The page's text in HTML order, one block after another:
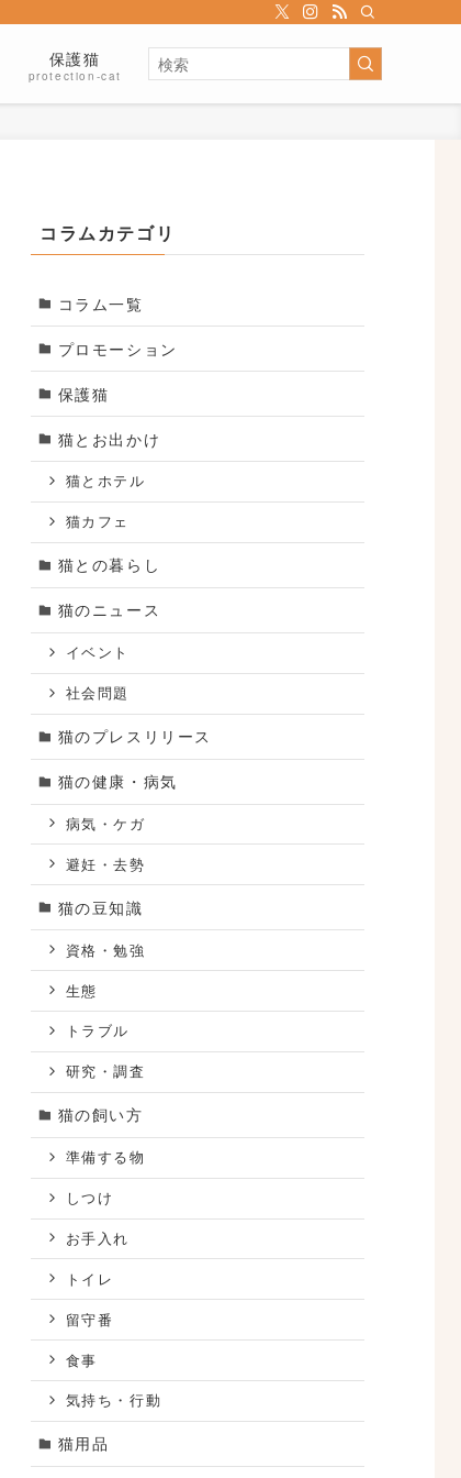
保護猫
protection-cat
コラムカテゴリ
コラム一覧
プロモーション
保護猫
猫とお出かけ
猫とホテル
猫カフェ
猫との暮らし
猫のニュース
イベント
社会問題
猫のプレスリリース
猫の健康・病気
病気・ケガ
避妊・去勢
猫の豆知識
資格・勉強
生態
トラブル
研究・調査
猫の飼い方
準備する物
しつけ
お手入れ
トイレ
留守番
食事
気持ち・行動
猫用品